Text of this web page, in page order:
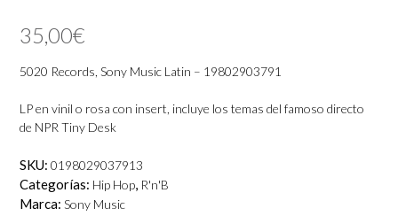
35,00€
5020 Records, Sony Music Latin – 19802903791
LP en vinil o rosa con insert, incluye los temas del famoso directo
de NPR Tiny Desk
SKU: 0198029037913
Categorías: Hip Hop, R'n'B
Marca: Sony Music